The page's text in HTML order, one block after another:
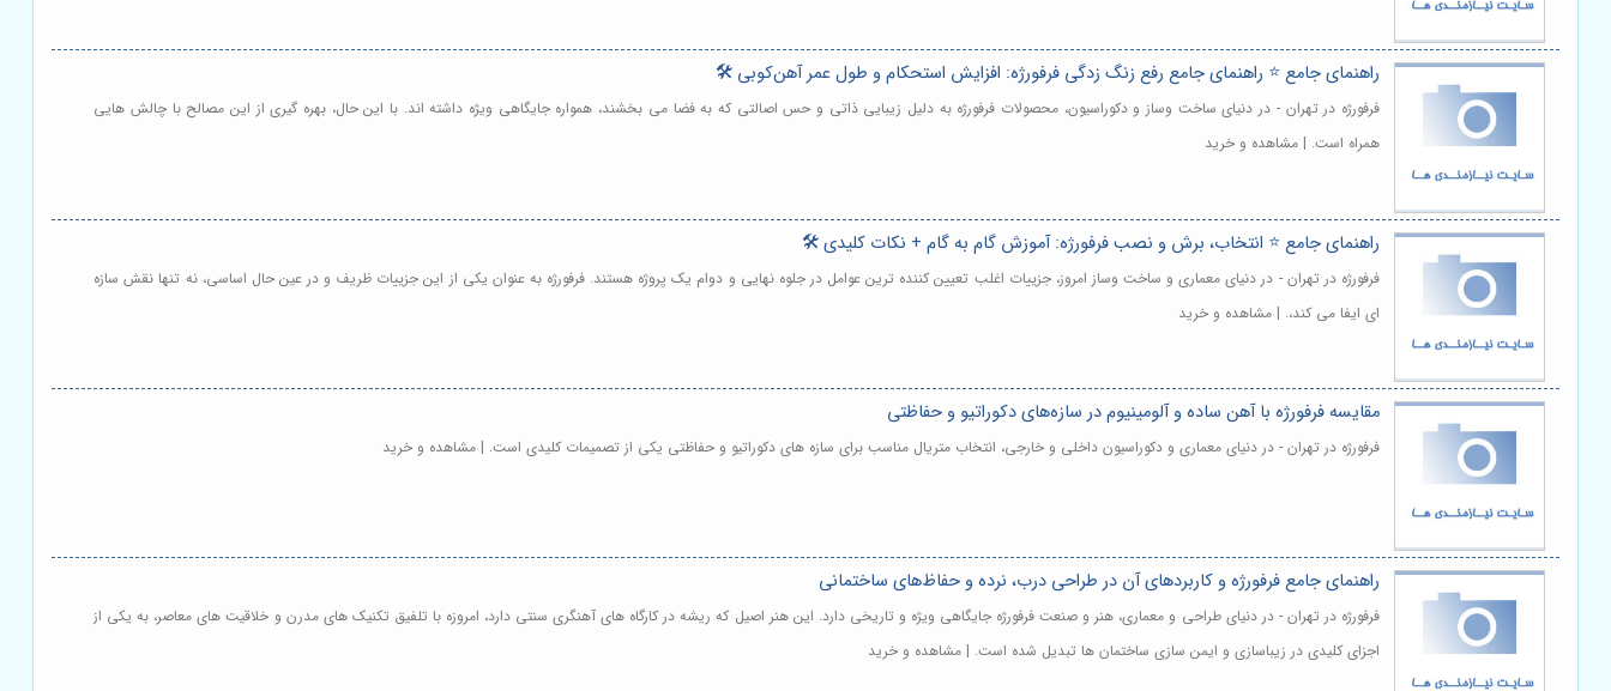
راهنمای جامع ⭐️ راهنمای جامع رفع زنگ زدگی فرفورژه: افزایش استحکام و طول عمر آهن‌کوبی 🛠️
فرفورژه در تهران - در دنیای ساخت وساز و دکوراسیون، محصولات فرفورژه به دلیل زیبایی ذاتی و حس اصالتی که به فضا می بخشند، همواره جایگاهی ویژه داشته اند. با این حال، بهره گیری از این مصالح با چالش هایی
همراه است. | مشاهده و خرید
راهنمای جامع ⭐️ انتخاب، برش و نصب فرفورژه: آموزش گام به گام + نکات کلیدی 🛠️
فرفورژه در تهران - در دنیای معماری و ساخت وساز امروز، جزییات اغلب تعیین کننده ترین عوامل در جلوه نهایی و دوام یک پروژه هستند. فرفورژه به عنوان یکی از این جزییات ظریف و در عین حال اساسی، نه تنها نقش سازه
ای ایفا می کند،. | مشاهده و خرید
مقایسه فرفورژه با آهن ساده و آلومینیوم در سازه‌های دکوراتیو و حفاظتی
فرفورژه در تهران - در دنیای معماری و دکوراسیون داخلی و خارجی، انتخاب متریال مناسب برای سازه های دکوراتیو و حفاظتی یکی از تصمیمات کلیدی است. | مشاهده و خرید
راهنمای جامع فرفورژه و کاربردهای آن در طراحی درب، نرده و حفاظ‌های ساختمانی
فرفورژه در تهران - در دنیای طراحی و معماری، هنر و صنعت فرفورژه جایگاهی ویژه و تاریخی دارد. این هنر اصیل که ریشه در کارگاه های آهنگری سنتی دارد، امروزه با تلفیق تکنیک های مدرن و خلاقیت های معاصر، به یکی از
اجزای کلیدی در زیباسازی و ایمن سازی ساختمان ها تبدیل شده است. | مشاهده و خرید